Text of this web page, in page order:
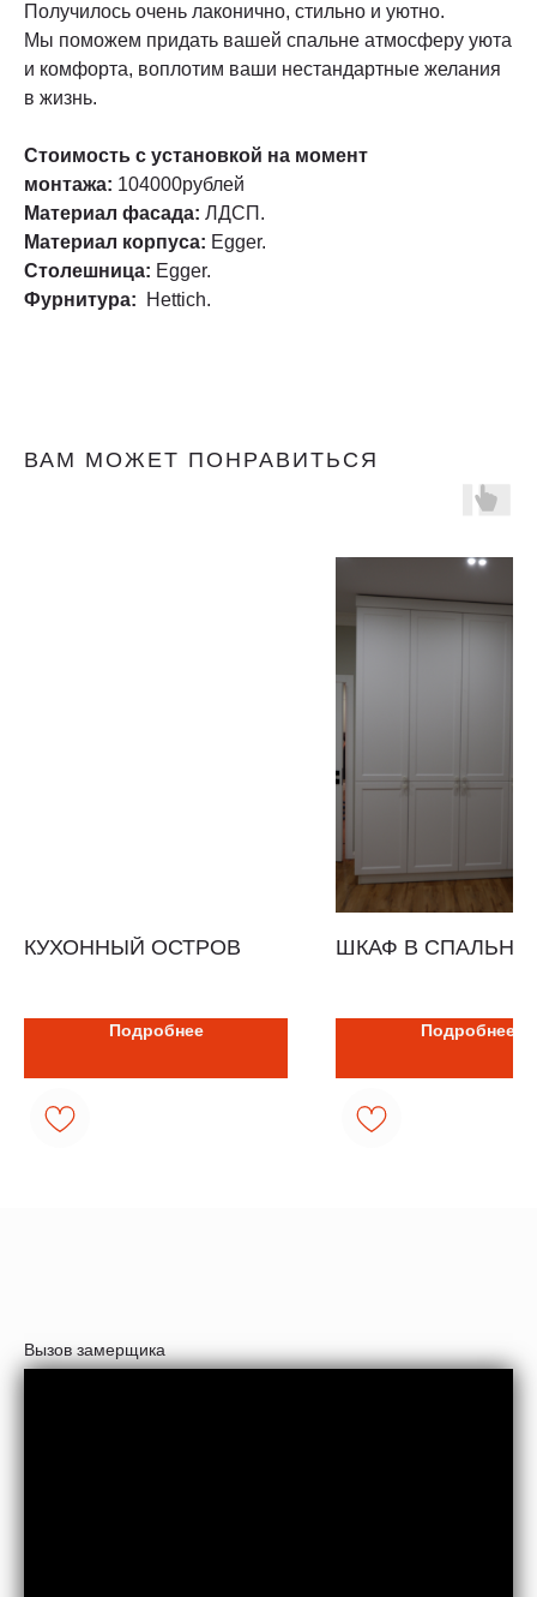
Получилось очень лаконично, стильно и уютно.
Мы поможем придать вашей спальне атмосферу уюта
и комфорта, воплотим ваши нестандартные желания
в жизнь.
Стоимость с установкой на момент
монтажа: 104000рублей
Материал фасада: ЛДСП.
Материал корпуса: Egger.
Столешница: Egger.
Фурнитура: Hettich.
ВАМ МОЖЕТ ПОНРАВИТЬСЯ
КУХОННЫЙ ОСТРОВ
Подробнее
ШКАФ В СПАЛЬНЮ
Подробнее
Вызов замерщика